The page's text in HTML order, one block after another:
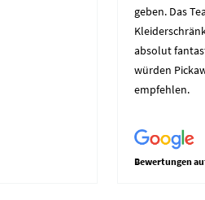
geben. Das
absolut
würden
empfehlen.
Bewertungen